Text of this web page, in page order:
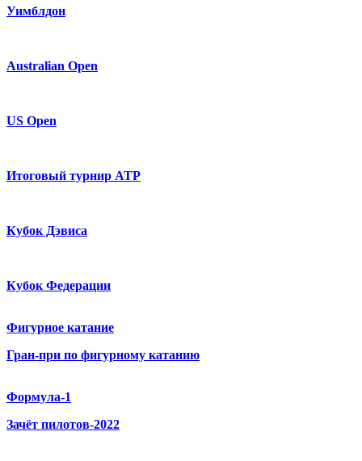
Уимблдон
Australian Open
US Open
Итоговый турнир ATP
Кубок Дэвиса
Кубок Федерации
Фигурное катание
Гран-при по фигурному катанию
Формула-1
Зачёт пилотов-2022